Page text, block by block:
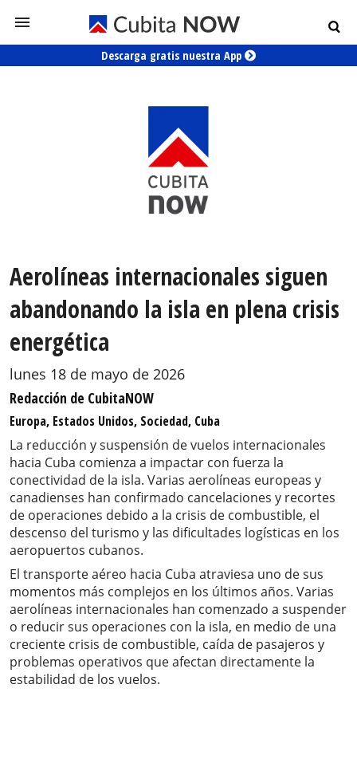
Descarga gratis nuestra App
Aerolíneas internacionales siguen
abandonando la isla en plena crisis
energética
lunes 18 de mayo de 2026
Redacción de CubitaNOW
Europa, Estados Unidos, Sociedad, Cuba
La reducción y suspensión de vuelos internacionales
hacia Cuba comienza a impactar con fuerza la
conectividad de la isla. Varias aerolíneas europeas y
canadienses han confirmado cancelaciones y recortes
de operaciones debido a la crisis de combustible, el
descenso del turismo y las dificultades logísticas en los
aeropuertos cubanos.
El transporte aéreo hacia Cuba atraviesa uno de sus
momentos más complejos en los últimos años. Varias
aerolíneas internacionales han comenzado a suspender
o reducir sus operaciones con la isla, en medio de una
creciente crisis de combustible, caída de pasajeros y
problemas operativos que afectan directamente la
estabilidad de los vuelos.